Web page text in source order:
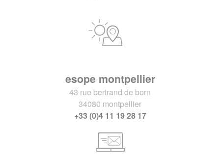
esope montpellier
43 rue bertrand de born
34080 montpellier
+33 (0)4 11 19 28 17